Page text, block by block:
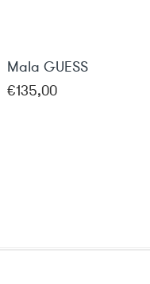
Mala GUESS
€135,00